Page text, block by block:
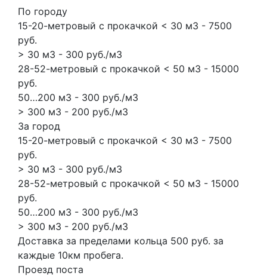
По городу
15-20-метровый с прокачкой < 30 м3 - 7500
руб.
> 30 м3 - 300 руб./м3
28-52-метровый с прокачкой < 50 м3 - 15000
руб.
50…200 м3 - 300 руб./м3
> 300 м3 - 200 руб./м3
За город
15-20-метровый с прокачкой < 30 м3 - 7500
руб.
> 30 м3 - 300 руб./м3
28-52-метровый с прокачкой < 50 м3 - 15000
руб.
50…200 м3 - 300 руб./м3
> 300 м3 - 200 руб./м3
Доставка за пределами кольца 500 руб. за
каждые 10км пробега.
Проезд поста